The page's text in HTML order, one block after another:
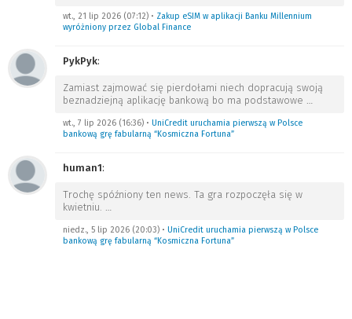
wt., 21 lip 2026 (07:12) • Zakup eSIM w aplikacji Banku Millennium
wyróżniony przez Global Finance
PykPyk:
Zamiast zajmować się pierdołami niech dopracują swoją
beznadziejną aplikację bankową bo ma podstawowe …
wt., 7 lip 2026 (16:36) • UniCredit uruchamia pierwszą w Polsce
bankową grę fabularną “Kosmiczna Fortuna”
human1:
Trochę spóźniony ten news. Ta gra rozpoczęła się w
kwietniu. …
niedz., 5 lip 2026 (20:03) • UniCredit uruchamia pierwszą w Polsce
bankową grę fabularną “Kosmiczna Fortuna”